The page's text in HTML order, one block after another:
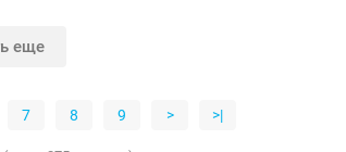
еще
7 8 9 > >|